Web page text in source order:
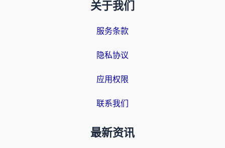
关于我们
服务条款
隐私协议
应用权限
联系我们
最新资讯